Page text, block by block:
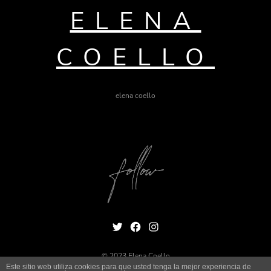
ELENA
COELLO
elena coello
Twitter Facebook Instagram
© 2023 Elena Coello
Este sitio web utiliza cookies para que usted tenga la mejor experiencia de